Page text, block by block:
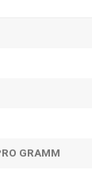
GRAMM